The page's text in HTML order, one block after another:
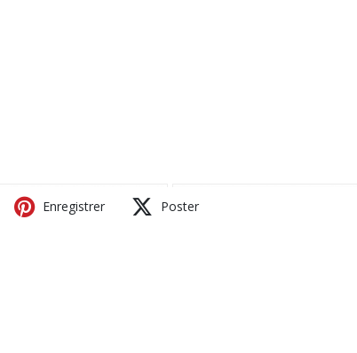
Enregistrer Poster